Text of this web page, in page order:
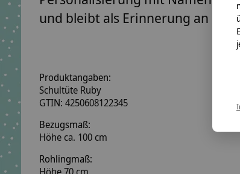
und bleibt als Erinnerung an die
Produktangaben:
Schultüte Ruby
GTIN: 4250608122345
Bezugsmaß:
Höhe ca. 100 cm
Rohlingmaß: